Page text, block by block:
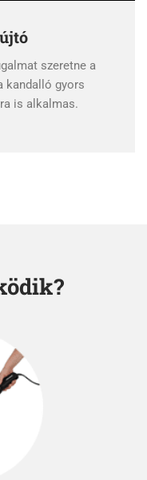
szeretne a
kandalló gyors
is alkalmas.